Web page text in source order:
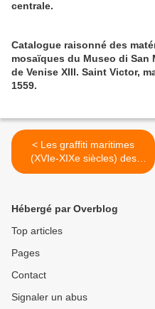
centrale.
Catalogue raisonné des
mosaïques du Museo di San
de Venise XIII. Saint Victor,
1559.
< Les graffiti maritimes
(XVIe-XIXe siècles) des
Maisons Satie d'Honfleur.
Hébergé par Overblog
Top articles
Pages
Contact
Signaler un abus